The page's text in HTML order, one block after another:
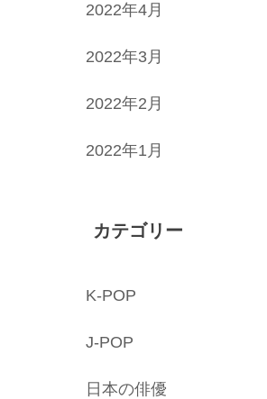
2022年4月
2022年3月
2022年2月
2022年1月
カテゴリー
K-POP
J-POP
日本の俳優